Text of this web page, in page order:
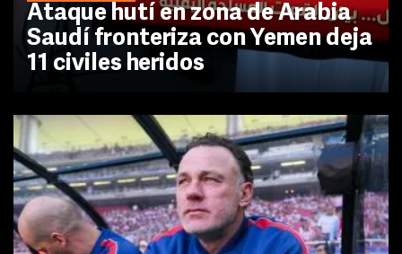
Ataque hutí en zona de Arabia
Saudí fronteriza con Yemen deja
11 civiles heridos